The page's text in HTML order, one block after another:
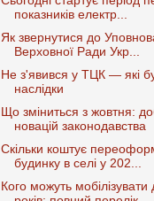
показників електр...
Як звернутися до
Верховної Ради Укр...
Не з'явився у ТЦК — які
наслідки
Що зміниться з жовтня:
новацій законодавства
Скільки коштує
будинку в селі у 202...
Кого можуть мобілізувати